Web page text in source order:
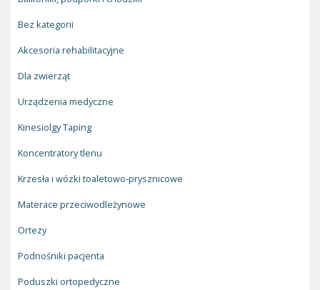
Bez kategorii
Akcesoria rehabilitacyjne
Dla zwierząt
Urządzenia medyczne
Kinesiolgy Taping
Koncentratory tlenu
Krzesła i wózki toaletowo-prysznicowe
Materace przeciwodleżynowe
Ortezy
Podnośniki pacjenta
Poduszki ortopedyczne